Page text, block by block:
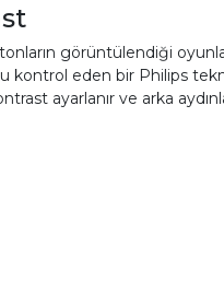
görüntülendiği
kontrol eden bir Philips
ayarlanır ve arka